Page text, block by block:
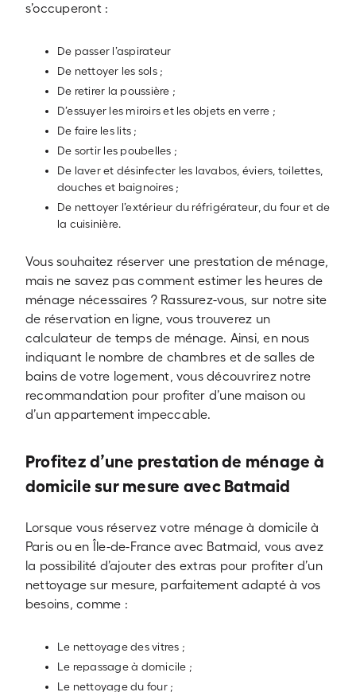
s’occuperont :
De passer l’aspirateur
De nettoyer les sols ;
De retirer la poussière ;
D’essuyer les miroirs et les objets en verre ;
De faire les lits ;
De sortir les poubelles ;
De laver et désinfecter les lavabos, éviers, toilettes,
douches et baignoires ;
De nettoyer l’extérieur du réfrigérateur, du four et de
la cuisinière.
Vous souhaitez réserver une prestation de ménage,
mais ne savez pas comment estimer les heures de
ménage nécessaires ? Rassurez-vous, sur notre site
de réservation en ligne, vous trouverez un
calculateur de temps de ménage. Ainsi, en nous
indiquant le nombre de chambres et de salles de
bains de votre logement, vous découvrirez notre
recommandation pour profiter d’une maison ou
d’un appartement impeccable.
Profitez d’une prestation de ménage à
domicile sur mesure avec Batmaid
Lorsque vous réservez votre ménage à domicile à
Paris ou en Île-de-France avec Batmaid, vous avez
la possibilité d’ajouter des extras pour profiter d’un
nettoyage sur mesure, parfaitement adapté à vos
besoins, comme :
Le nettoyage des vitres ;
Le repassage à domicile ;
Le nettoyage du four ;